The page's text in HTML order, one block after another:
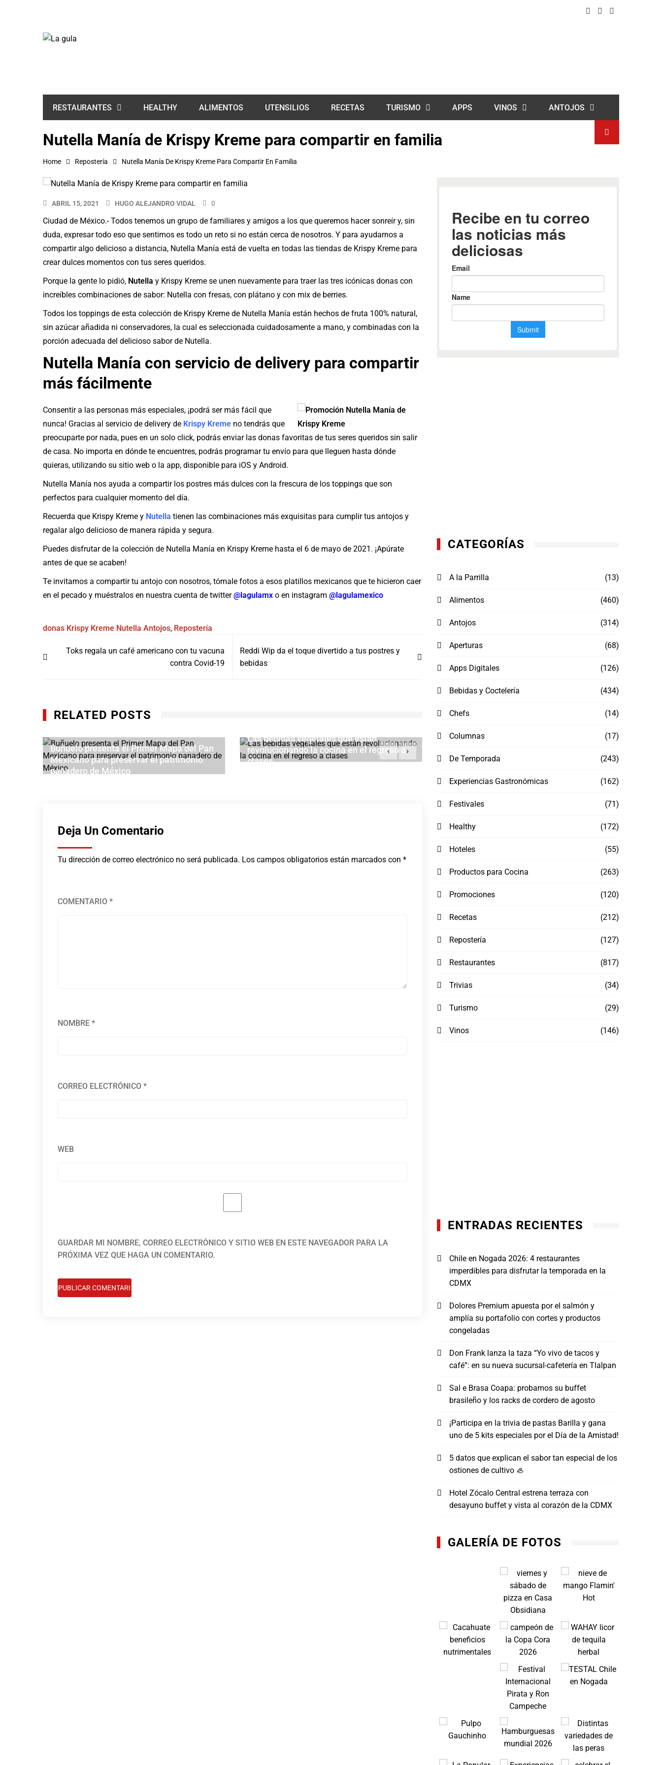
RESTAURANTES HEALTHY ALIMENTOS UTENSILIOS RECETAS TURISMO APPS VINOS ANTOJOS
Nutella Manía de Krispy Kreme para compartir en familia
Home Repostería Nutella Manía De Krispy Kreme Para Compartir En Familia
ABRIL 15, 2021 HUGO ALEJANDRO VIDAL 0
Ciudad de México.- Todos tenemos un grupo de familiares y amigos a los que queremos hacer sonreír y, sin
duda, expresar todo eso que sentimos es todo un reto si no están cerca de nosotros. Y para ayudarnos a
compartir algo delicioso a distancia, Nutella Manía está de vuelta en todas las tiendas de Krispy Kreme para
crear dulces momentos con tus seres queridos.
Porque la gente lo pidió, Nutella y Krispy Kreme se unen nuevamente para traer las tres icónicas donas con
increíbles combinaciones de sabor: Nutella con fresas, con plátano y con mix de berries.
Todos los toppings de esta colección de Krispy Kreme de Nutella Manía están hechos de fruta 100% natural,
sin azúcar añadida ni conservadores, la cual es seleccionada cuidadosamente a mano, y combinadas con la
porción adecuada del delicioso sabor de Nutella.
Nutella Manía con servicio de delivery para compartir
más fácilmente
Consentir a las personas más especiales, ¡podrá ser más fácil que
nunca! Gracias al servicio de delivery de Krispy Kreme no tendrás que
preocuparte por nada, pues en un solo click, podrás enviar las donas favoritas de tus seres queridos sin salir
de casa. No importa en dónde te encuentres, podrás programar tu envío para que lleguen hasta dónde
quieras, utilizando su sitio web o la app, disponible para iOS y Android.
Nutella Manía nos ayuda a compartir los postres más dulces con la frescura de los toppings que son
perfectos para cualquier momento del día.
Recuerda que Krispy Kreme y Nutella tienen las combinaciones más exquisitas para cumplir tus antojos y
regalar algo delicioso de manera rápida y segura.
Puedes disfrutar de la colección de Nutella Manía en Krispy Kreme hasta el 6 de mayo de 2021. ¡Apúrate
antes de que se acaben!
Te invitamos a compartir tu antojo con nosotros, tómale fotos a esos platillos mexicanos que te hicieron caer
en el pecado y muéstralos en nuestra cuenta de twitter@lagulamx o en instagram @lagulamexico
donas Krispy Kreme Nutella Antojos, Repostería
Navegación
de
Toks regala un café americano con tu vacuna
contra Covid-19
Reddi Wip da el toque divertido a tus postres y
bebidas
RELATED POSTS
Buñuelo presenta el Primer Mapa del Pan
Mexicano para preservar el patrimonio
panadero de México
Las bebidas vegetales que están
revolucionando la cocina en el regreso a
clases
más queridas en helados que saben a
JULIO 28, 2026
‹ ›
Deja Un Comentario
Tu dirección de correo electrónico no será publicada. Los campos obligatorios están marcados con *
COMENTARIO *
NOMBRE *
CORREO ELECTRÓNICO *
WEB
GUARDAR MI NOMBRE, CORREO ELECTRÓNICO Y SITIO WEB EN ESTE NAVEGADOR PARA LA
PRÓXIMA VEZ QUE HAGA UN COMENTARIO.
CATEGORÍAS
A la Parrilla (13)
Alimentos (460)
Antojos (314)
Aperturas (68)
Apps Digitales (126)
Bebidas y Coctelería (434)
Chefs (14)
Columnas (17)
De Temporada (243)
Experiencias Gastronómicas (162)
Festivales (71)
Healthy (172)
Hoteles (55)
Productos para Cocina (263)
Promociones (120)
Recetas (212)
Repostería (127)
Restaurantes (817)
Trivias (34)
Turismo (29)
Vinos (146)
ENTRADAS RECIENTES
Chile en Nogada 2026: 4 restaurantes
imperdibles para disfrutar la temporada en la
CDMX
Dolores Premium apuesta por el salmón y
amplía su portafolio con cortes y productos
congeladas
Don Frank lanza la taza “Yo vivo de tacos y
café”: en su nueva sucursal-cafetería en Tlalpan
Sal e Brasa Coapa: probamos su buffet
brasileño y los racks de cordero de agosto
¡Participa en la trivia de pastas Barilla y gana
uno de 5 kits especiales por el Día de la Amistad!
5 datos que explican el sabor tan especial de los
ostiones de cultivo 🦪
Hotel Zócalo Central estrena terraza con
desayuno buffet y vista al corazón de la CDMX
GALERÍA DE FOTOS